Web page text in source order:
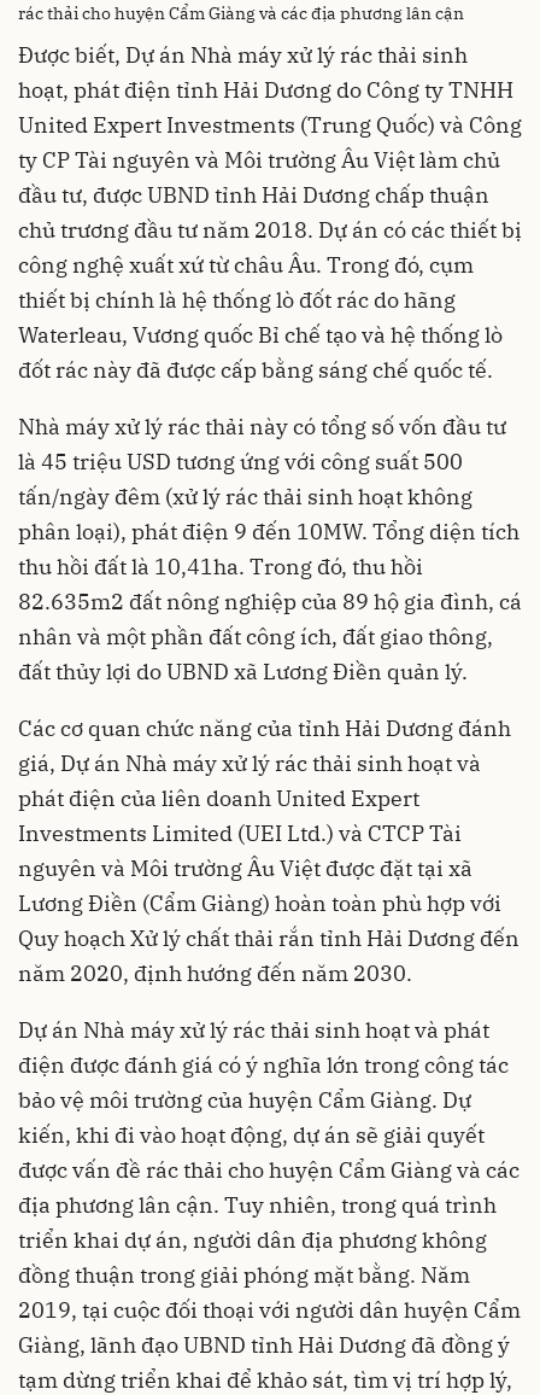
rác thải cho huyện Cẩm Giàng và các địa phương lân cận
Được biết, Dự án Nhà máy xử lý rác thải sinh
hoạt, phát điện tỉnh Hải Dương do Công ty TNHH
United Expert Investments (Trung Quốc) và Công
ty CP Tài nguyên và Môi trường Âu Việt làm chủ
đầu tư, được UBND tỉnh Hải Dương chấp thuận
chủ trương đầu tư năm 2018. Dự án có các thiết bị
công nghệ xuất xứ từ châu Âu. Trong đó, cụm
thiết bị chính là hệ thống lò đốt rác do hãng
Waterleau, Vương quốc Bỉ chế tạo và hệ thống lò
đốt rác này đã được cấp bằng sáng chế quốc tế.
Nhà máy xử lý rác thải này có tổng số vốn đầu tư
là 45 triệu USD tương ứng với công suất 500
tấn/ngày đêm (xử lý rác thải sinh hoạt không
phân loại), phát điện 9 đến 10MW. Tổng diện tích
thu hồi đất là 10,41ha. Trong đó, thu hồi
82.635m2 đất nông nghiệp của 89 hộ gia đình, cá
nhân và một phần đất công ích, đất giao thông,
đất thủy lợi do UBND xã Lương Điền quản lý.
Các cơ quan chức năng của tỉnh Hải Dương đánh
giá, Dự án Nhà máy xử lý rác thải sinh hoạt và
phát điện của liên doanh United Expert
Investments Limited (UEI Ltd.) và CTCP Tài
nguyên và Môi trường Âu Việt được đặt tại xã
Lương Điền (Cẩm Giàng) hoàn toàn phù hợp với
Quy hoạch Xử lý chất thải rắn tỉnh Hải Dương đến
năm 2020, định hướng đến năm 2030.
Dự án Nhà máy xử lý rác thải sinh hoạt và phát
điện được đánh giá có ý nghĩa lớn trong công tác
bảo vệ môi trường của huyện Cẩm Giàng. Dự
kiến, khi đi vào hoạt động, dự án sẽ giải quyết
được vấn đề rác thải cho huyện Cẩm Giàng và các
địa phương lân cận. Tuy nhiên, trong quá trình
triển khai dự án, người dân địa phương không
đồng thuận trong giải phóng mặt bằng. Năm
2019, tại cuộc đối thoại với người dân huyện Cẩm
Giàng, lãnh đạo UBND tỉnh Hải Dương đã đồng ý
tạm dừng triển khai để khảo sát, tìm vị trí hợp lý,